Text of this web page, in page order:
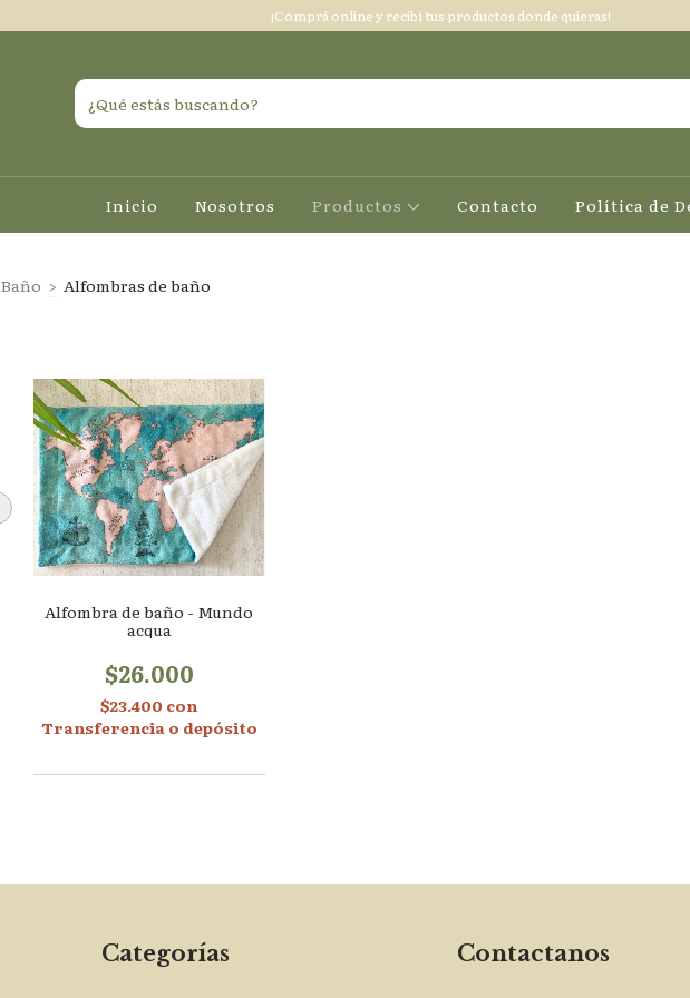
¡Comprá online y recibí tus productos donde quieras!
Inicio Nosotros Productos Contacto Política de
Baño > Alfombras de baño
Alfombra de baño - Mundo
acqua
$26.000
$23.400 con
Transferencia o depósito
Categorías Contactanos